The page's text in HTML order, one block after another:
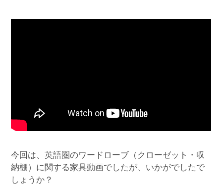
今回は、英語圏のワードローブ（クローゼット・収
納棚）に関する家具動画でしたが、いかがでしたで
しょうか？